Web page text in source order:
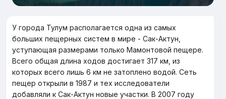
У города Тулум располагается одна из самых
больших пещерных систем в мире - Сак-Актун,
уступающая размерами только Мамонтовой пещере.
Всего общая длина ходов достигает 317 км, из
которых всего лишь 6 км не затоплено водой. Сеть
пещер открыли в 1987 и тех исследователи
добавляли к Сак-Актун новые участки. В 2007 году